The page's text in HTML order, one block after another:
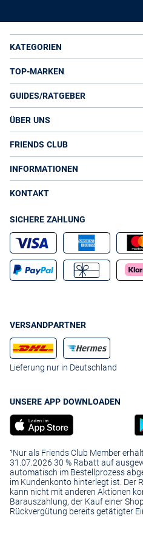
KATEGORIEN
TOP-MARKEN
GUIDES/RATGEBER
ÜBER UNS
FRIENDS CLUB
INFORMATIONEN
KONTAKT
SICHERE ZAHLUNG
VERSANDPARTNER
Lieferung nur in Deutschland
UNSERE APP DOWNLOADEN
¹Nur als Friends Club Member
31.07.2026 30 % Rabatt auf
automatisch im Bestellprozess
im Kundenkonto hinterlegt ist. Der
kann nicht mit anderen Aktionen
Barauszahlung, der Kauf einer
Rückvergütung bereits getätigter